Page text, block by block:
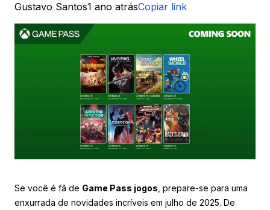
Gustavo Santos1 ano atrásCopiar link
Se você é fã de Game Pass jogos , prepare-se para uma
enxurrada de novidades incríveis em julho de 2025. De